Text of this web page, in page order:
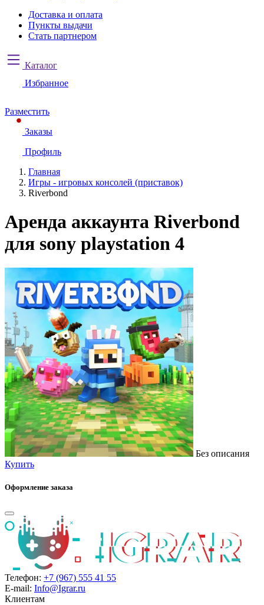
Доставка и оплата
Пункты выдачи
Стать партнером
Каталог
Избранное
Разместить
Заказы
Профиль
Главная
Игры - игровых консолей (приставок)
Riverbond
Аренда аккаунта Riverbond
для sony playstation 4
Без описания
Купить
Оформление заказа
Телефон: +7 (967) 555 41 55
E-mail: Info@Igrar.ru
Клиентам